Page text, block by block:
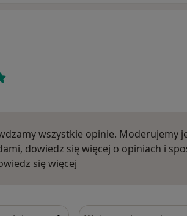
wszystkie opinie. Moderujemy
dowiedz się więcej o opiniach i
się więcej
Szukaj w opiniach